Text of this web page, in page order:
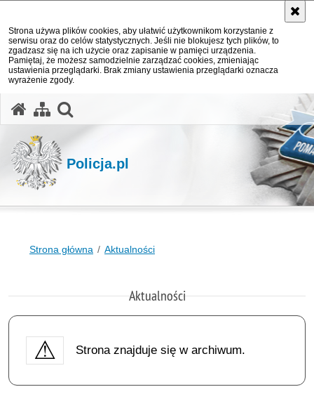
Strona używa plików cookies, aby ułatwić użytkownikom korzystanie z
serwisu oraz do celów statystycznych. Jeśli nie blokujesz tych plików, to
zgadzasz się na ich użycie oraz zapisanie w pamięci urządzenia.
Pamiętaj, że możesz samodzielnie zarządzać cookies, zmieniając
ustawienia przeglądarki. Brak zmiany ustawienia przeglądarki oznacza
wyrażenie zgody.
Policja.pl
Strona główna Aktualności
Aktualności
Strona znajduje się w archiwum.